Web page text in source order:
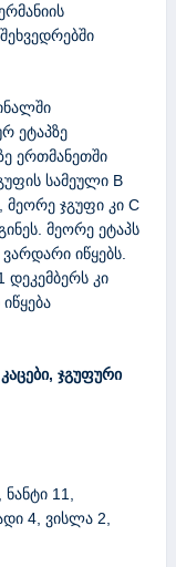
ეტაპზე
ერთმანეთში
სამეული B
მეორე ჯგუფი კი C
მეორე ეტაპს
იწყებს.
კი
ჯგუფური
11,
4, ვისლა 2,